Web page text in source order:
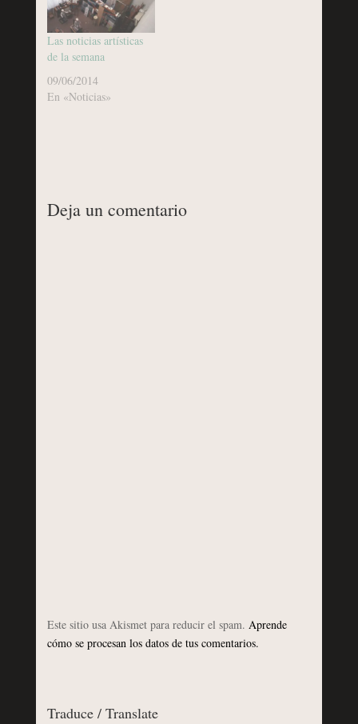
Las noticias artísticas
de la semana
09/06/2014
En «Noticias»
Deja un comentario
Este sitio usa Akismet para reducir el spam. Aprende
cómo se procesan los datos de tus comentarios.
Traduce / Translate